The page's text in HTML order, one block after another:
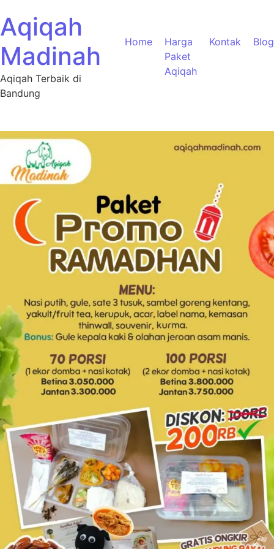
Aqiqah
Madinah
Aqiqah Terbaik di
Bandung
Home
Harga
Paket
Aqiqah
Kontak Blog